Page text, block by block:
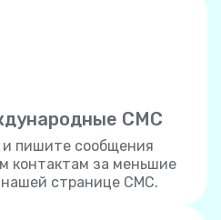
СМС
и пишите сообщения
контактам за меньшие
странице СМС.